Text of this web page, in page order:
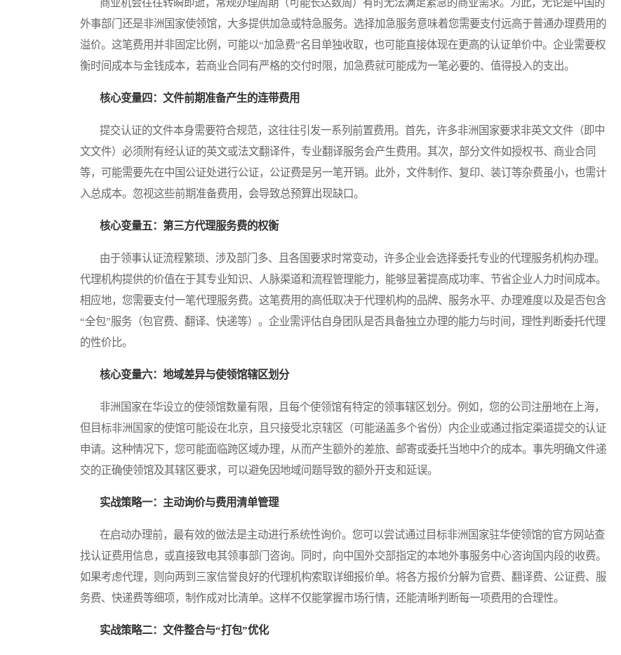
外事部门还是非洲国家使领馆，大多提供加急或特急服务。选择加急服务意味着您需要支付远高于普通办理费用的
溢价。这笔费用并非固定比例，可能以“加急费”名目单独收取，也可能直接体现在更高的认证单价中。企业需要权
衡时间成本与金钱成本，若商业合同有严格的交付时限，加急费就可能成为一笔必要的、值得投入的支出。
核心变量四：文件前期准备产生的连带费用
提交认证的文件本身需要符合规范，这往往引发一系列前置费用。首先，许多非洲国家要求非英文文件（即中
文文件）必须附有经认证的英文或法文翻译件，专业翻译服务会产生费用。其次，部分文件如授权书、商业合同
等，可能需要先在中国公证处进行公证，公证费是另一笔开销。此外，文件制作、复印、装订等杂费虽小，也需计
入总成本。忽视这些前期准备费用，会导致总预算出现缺口。
核心变量五：第三方代理服务费的权衡
由于领事认证流程繁琐、涉及部门多、且各国要求时常变动，许多企业会选择委托专业的代理服务机构办理。
代理机构提供的价值在于其专业知识、人脉渠道和流程管理能力，能够显著提高成功率、节省企业人力时间成本。
相应地，您需要支付一笔代理服务费。这笔费用的高低取决于代理机构的品牌、服务水平、办理难度以及是否包含
“全包”服务（包官费、翻译、快递等）。企业需评估自身团队是否具备独立办理的能力与时间，理性判断委托代理
的性价比。
核心变量六：地域差异与使领馆辖区划分
非洲国家在华设立的使领馆数量有限，且每个使领馆有特定的领事辖区划分。例如，您的公司注册地在上海，
但目标非洲国家的使馆可能设在北京，且只接受北京辖区（可能涵盖多个省份）内企业或通过指定渠道提交的认证
申请。这种情况下，您可能面临跨区域办理，从而产生额外的差旅、邮寄或委托当地中介的成本。事先明确文件递
交的正确使领馆及其辖区要求，可以避免因地域问题导致的额外开支和延误。
实战策略一：主动询价与费用清单管理
在启动办理前，最有效的做法是主动进行系统性询价。您可以尝试通过目标非洲国家驻华使领馆的官方网站查
找认证费用信息，或直接致电其领事部门咨询。同时，向中国外交部指定的本地外事服务中心咨询国内段的收费。
如果考虑代理，则向两到三家信誉良好的代理机构索取详细报价单。将各方报价分解为官费、翻译费、公证费、服
务费、快递费等细项，制作成对比清单。这样不仅能掌握市场行情，还能清晰判断每一项费用的合理性。
实战策略二：文件整合与“打包”优化